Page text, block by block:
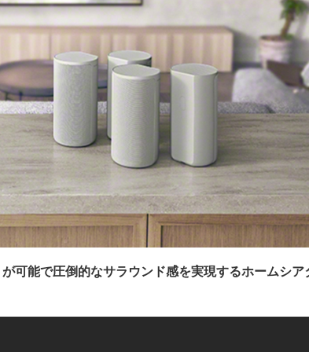
可能で圧倒的なサラウンド感を実現するホームシア